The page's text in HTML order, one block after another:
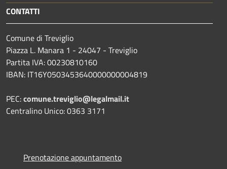
CONTATTI
Comune di Treviglio
Piazza L. Manara 1 - 24047 - Treviglio
Partita IVA: 00230810160
IBAN: IT16Y0503453640000000004819
PEC:comune.treviglio@legalmail.it
Centralino Unico: 0363 3171
Prenotazione appuntamento